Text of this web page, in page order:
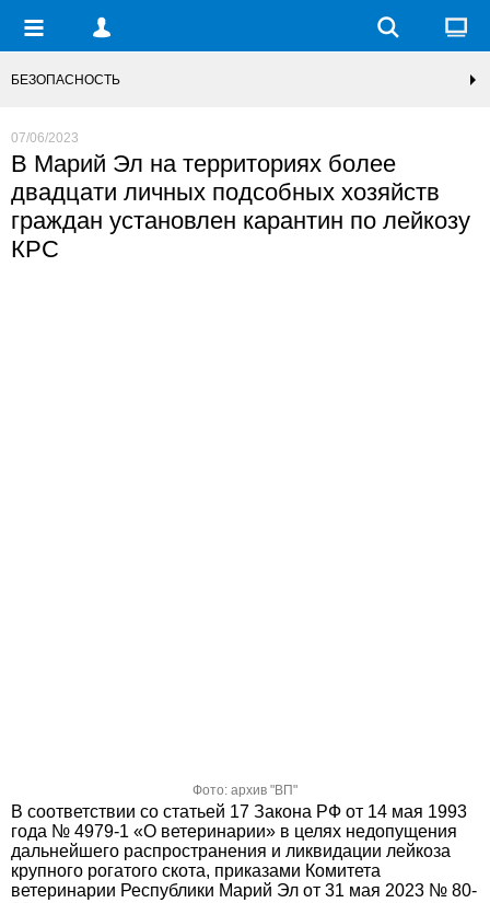
БЕЗОПАСНОСТЬ
07/06/2023
В Марий Эл на территориях более
двадцати личных подсобных хозяйств
граждан установлен карантин по лейкозу
КРС
Фото: архив "ВП"
В соответствии со статьей 17 Закона РФ от 14 мая 1993
года № 4979-1 «О ветеринарии» в целях недопущения
дальнейшего распространения и ликвидации лейкоза
крупного рогатого скота, приказами Комитета
ветеринарии Республики Марий Эл от 31 мая 2023 № 80-